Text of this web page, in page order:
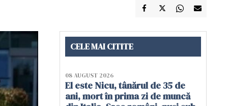
CELE MAI CITITE
08 AUGUST 2026
El este Nicu, tânărul de 35 de
ani, mort în prima zi de muncă